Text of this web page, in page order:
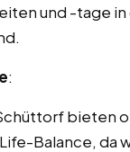
und -tage in
:
bieten
Balance, da